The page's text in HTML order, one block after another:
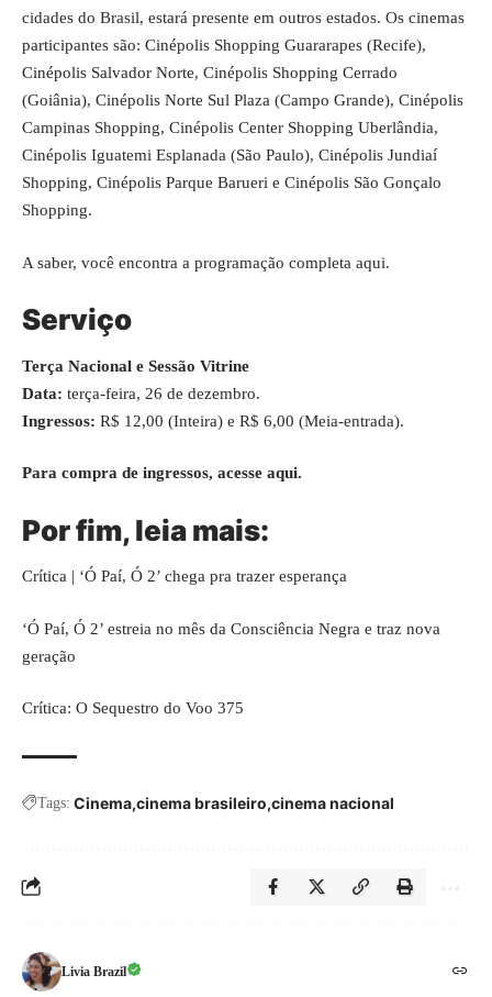
cidades do Brasil, estará presente em outros estados. Os cinemas
participantes são: Cinépolis Shopping Guararapes (Recife),
Cinépolis Salvador Norte, Cinépolis Shopping Cerrado
(Goiânia), Cinépolis Norte Sul Plaza (Campo Grande), Cinépolis
Campinas Shopping, Cinépolis Center Shopping Uberlândia,
Cinépolis Iguatemi Esplanada (São Paulo), Cinépolis Jundiaí
Shopping, Cinépolis Parque Barueri e Cinépolis São Gonçalo
Shopping.
A saber, você encontra a programação completa aqui.
Serviço
Terça Nacional e Sessão Vitrine
Data: terça-feira, 26 de dezembro.
Ingressos: R$ 12,00 (Inteira) e R$ 6,00 (Meia-entrada).
Para compra de ingressos, acesse aqui.
Por fim, leia mais:
Crítica | ‘Ó Paí, Ó 2’ chega pra trazer esperança
‘Ó Paí, Ó 2’ estreia no mês da Consciência Negra e traz nova
geração
Crítica: O Sequestro do Voo 375
Tags: Cinema cinema brasileiro cinema nacional
Livia Brazil